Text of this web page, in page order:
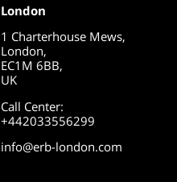
London
1 Charterhouse Mews,
London,
EC1M 6BB,
UK
Call Center:
+442033556299
info@erb-london.com